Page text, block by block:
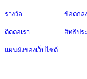
รางวัล
ติดต่อเรา
แผนผังของเว็บไซต์
ข้อตกล
สิทธิปร